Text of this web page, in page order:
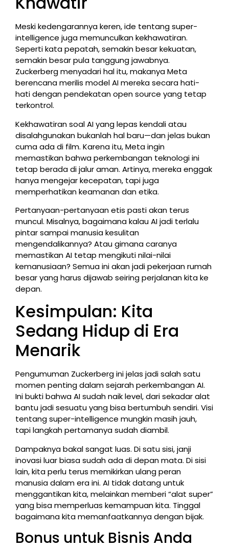
Meski kedengarannya keren, ide tentang super-
intelligence juga memunculkan kekhawatiran.
Seperti kata pepatah, semakin besar kekuatan,
semakin besar pula tanggung jawabnya.
Zuckerberg menyadari hal itu, makanya Meta
berencana merilis model AI mereka secara hati-
hati dengan pendekatan open source yang tetap
terkontrol.
Kekhawatiran soal AI yang lepas kendali atau
disalahgunakan bukanlah hal baru—dan jelas bukan
cuma ada di film. Karena itu, Meta ingin
memastikan bahwa perkembangan teknologi ini
tetap berada di jalur aman. Artinya, mereka enggak
hanya mengejar kecepatan, tapi juga
memperhatikan keamanan dan etika.
Pertanyaan-pertanyaan etis pasti akan terus
muncul. Misalnya, bagaimana kalau AI jadi terlalu
pintar sampai manusia kesulitan
mengendalikannya? Atau gimana caranya
memastikan AI tetap mengikuti nilai-nilai
kemanusiaan? Semua ini akan jadi pekerjaan rumah
besar yang harus dijawab seiring perjalanan kita ke
depan.
Kesimpulan: Kita
Sedang Hidup di Era
Menarik
Pengumuman Zuckerberg ini jelas jadi salah satu
momen penting dalam sejarah perkembangan AI.
Ini bukti bahwa AI sudah naik level, dari sekadar alat
bantu jadi sesuatu yang bisa bertumbuh sendiri. Visi
tentang super-intelligence mungkin masih jauh,
tapi langkah pertamanya sudah diambil.
Dampaknya bakal sangat luas. Di satu sisi, janji
inovasi luar biasa sudah ada di depan mata. Di sisi
lain, kita perlu terus memikirkan ulang peran
manusia dalam era ini. AI tidak datang untuk
menggantikan kita, melainkan memberi “alat super”
yang bisa memperluas kemampuan kita. Tinggal
bagaimana kita memanfaatkannya dengan bijak.
Bonus untuk Bisnis Anda